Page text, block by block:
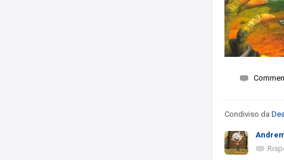
Condiviso da